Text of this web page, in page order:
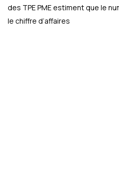
des TPE PME estiment que le
le chiffre d’affaires